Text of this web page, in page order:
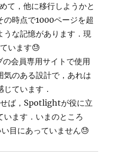
て，他に移行しようかと
の時点で1000ページを超
うな記憶があります．現
います😓
会員専用サイトで使用
気のある設計で，あれは
ています．
ば，Spotlightが役に立
います．いまのところ
目にあっていません😓